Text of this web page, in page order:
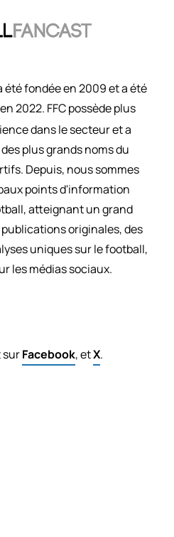
été fondée en 2009 et a été
en 2022. FFC possède plus
dans le secteur et a
plus grands noms du
Depuis, nous sommes
points d'information
atteignant un grand
originales, des
uniques sur le football,
les médias sociaux.
surFacebook, etX.